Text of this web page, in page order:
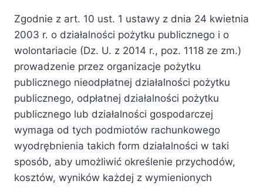
Zgodnie z art. 10 ust. 1 ustawy z dnia 24 kwietnia
2003 r. o działalności pożytku publicznego i o
wolontariacie (Dz. U. z 2014 r., poz. 1118 ze zm.)
prowadzenie przez organizacje pożytku
publicznego nieodpłatnej działalności pożytku
publicznego, odpłatnej działalności pożytku
publicznego lub działalności gospodarczej
wymaga od tych podmiotów rachunkowego
wyodrębnienia takich form działalności w taki
sposób, aby umożliwić określenie przychodów,
kosztów, wyników każdej z wymienionych